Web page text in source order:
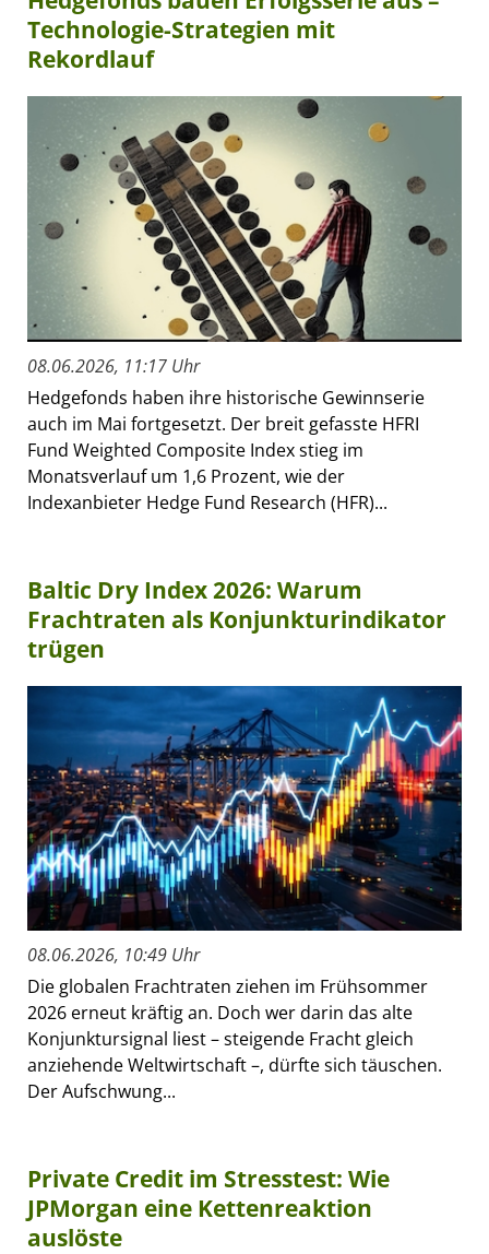
Technologie-Strategien mit
Rekordlauf
08.06.2026, 11:17 Uhr
Hedgefonds haben ihre historische Gewinnserie
auch im Mai fortgesetzt. Der breit gefasste HFRI
Fund Weighted Composite Index stieg im
Monatsverlauf um 1,6 Prozent, wie der
Indexanbieter Hedge Fund Research (HFR)...
Baltic Dry Index 2026: Warum
Frachtraten als Konjunkturindikator
trügen
08.06.2026, 10:49 Uhr
Die globalen Frachtraten ziehen im Frühsommer
2026 erneut kräftig an. Doch wer darin das alte
Konjunktursignal liest – steigende Fracht gleich
anziehende Weltwirtschaft –, dürfte sich täuschen.
Der Aufschwung...
Private Credit im Stresstest: Wie
JPMorgan eine Kettenreaktion
auslöste